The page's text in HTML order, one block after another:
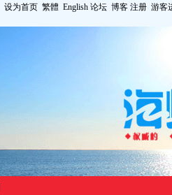
设为首页 繁體 English 论坛 博客 注册 游客